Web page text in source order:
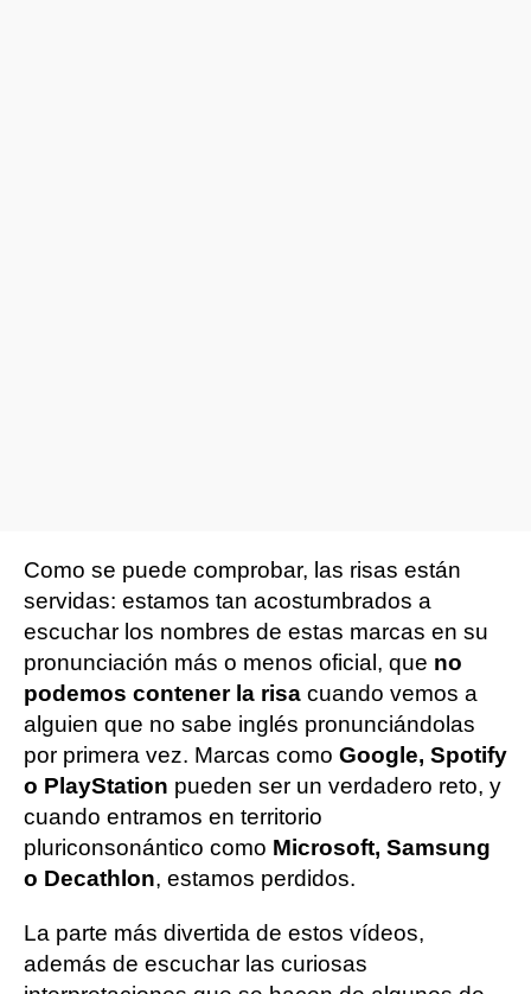
Como se puede comprobar, las risas están
servidas: estamos tan acostumbrados a
escuchar los nombres de estas marcas en su
pronunciación más o menos oficial, que no
podemos contener la risa cuando vemos a
alguien que no sabe inglés pronunciándolas
por primera vez. Marcas como Google, Spotify
o PlayStation pueden ser un verdadero reto, y
cuando entramos en territorio
pluriconsonántico como Microsoft, Samsung
o Decathlon, estamos perdidos.
La parte más divertida de estos vídeos,
además de escuchar las curiosas